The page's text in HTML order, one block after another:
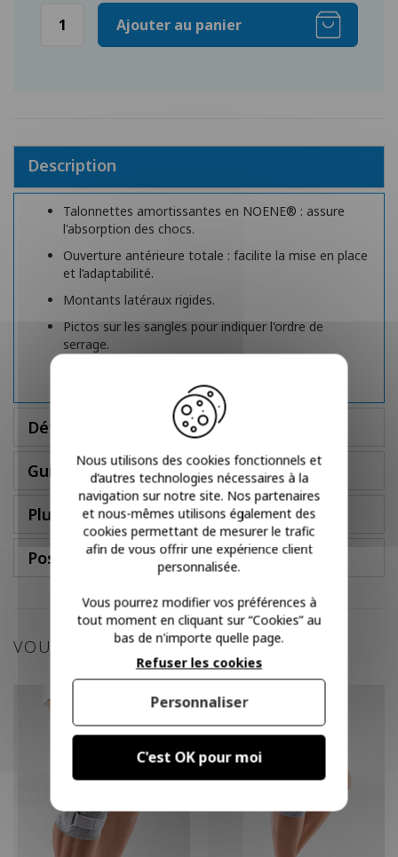
Ajouter au panier
Description
Talonnettes amortissantes en NOENE® : assure
l'absorption des chocs.
Ouverture antérieure totale : facilite la mise en place
et l’adaptabilité.
Montants latéraux rigides.
Pictos sur les sangles pour indiquer l'ordre de
serrage.
Détails
Guide des tailles
Plus d'infos
Poser une question
VOUS POURRIEZ AIMER
Nous utilisons des cookies fonctionnels et
d’autres technologies nécessaires à la
navigation sur notre site. Nos partenaires
et nous-mêmes utilisons également des
cookies permettant de mesurer le trafic
afin de vous offrir une expérience client
personnalisée.
Vous pourrez modifier vos préférences à
tout moment en cliquant sur “Cookies” au
bas de n'importe quelle page.
C'est OK pour moi
Refuser les cookies
Personnaliser